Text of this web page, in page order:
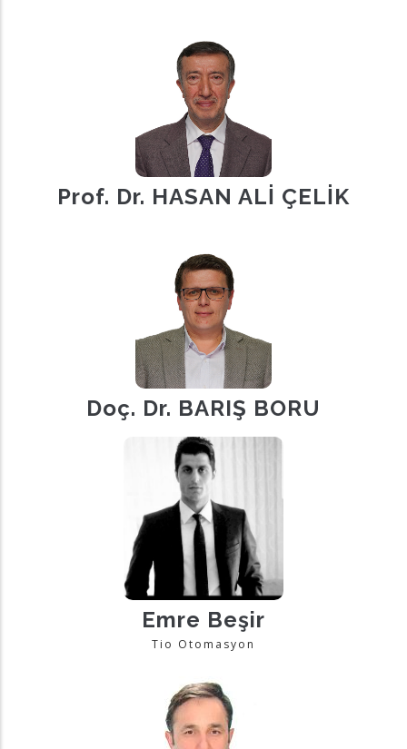
Prof. Dr. HASAN ALİ ÇELİK
Doç. Dr. BARIŞ BORU
Emre Beşir
Tio Otomasyon